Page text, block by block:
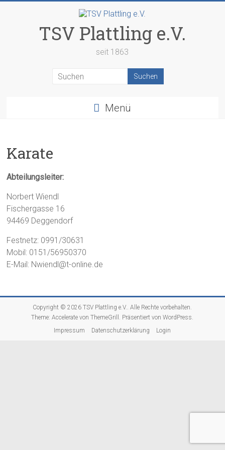
TSV Plattling e.V.
seit 1863
Menü
Karate
Abteilungsleiter:
Norbert Wiendl
Fischergasse 16
94469 Deggendorf
Festnetz: 0991/30631
Mobil: 0151/56950370
E-Mail: Nwiendl@t-online.de
Copyright © 2026TSV Plattling e.V.. Alle Rechte vorbehalten.
Theme:Accelerate von ThemeGrill. Präsentiert vonWordPress.
Impressum
Datenschutzerklärung Login